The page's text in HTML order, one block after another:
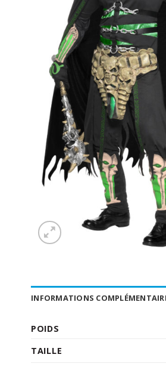
INFORMATIONS
POIDS
TAILLE